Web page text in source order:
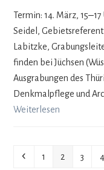
Termin: 14. März,
Seidel,
Labitzke,
finden bei Jüchsen
Ausgrabungen des
Denkmalpflege und
Weiterlesen
Vorheriger
Seite
1 Seite
2 Seite
3 4